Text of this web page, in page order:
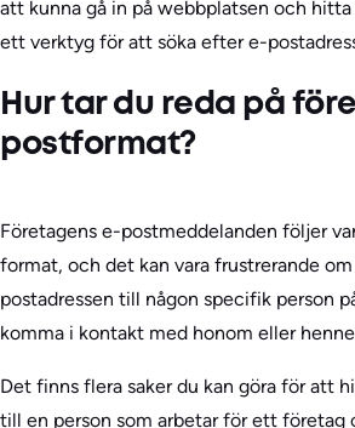
att kunna gå in på webbplatsen och
ett verktyg för att söka efter e-
Hur tar du reda på
postformat?
Företagens e-postmeddelanden följer
format, och det kan vara frustrerande
postadressen till någon specifik person
komma i kontakt med honom eller
Det finns flera saker du kan göra för att
till en person som arbetar för ett företag